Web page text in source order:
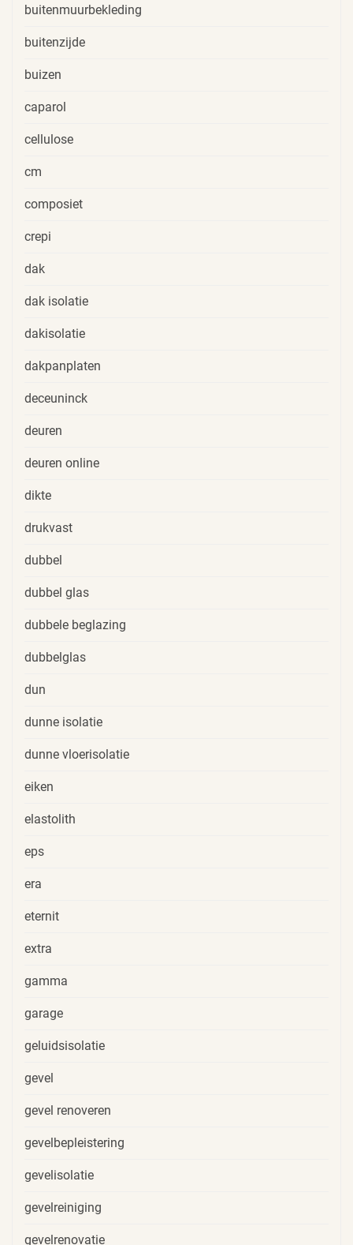
buitenmuurbekleding
buitenzijde
buizen
caparol
cellulose
cm
composiet
crepi
dak
dak isolatie
dakisolatie
dakpanplaten
deceuninck
deuren
deuren online
dikte
drukvast
dubbel
dubbel glas
dubbele beglazing
dubbelglas
dun
dunne isolatie
dunne vloerisolatie
eiken
elastolith
eps
era
eternit
extra
gamma
garage
geluidsisolatie
gevel
gevel renoveren
gevelbepleistering
gevelisolatie
gevelreiniging
gevelrenovatie